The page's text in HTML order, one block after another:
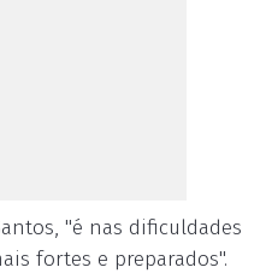
"é nas dificuldades
fortes e preparados".